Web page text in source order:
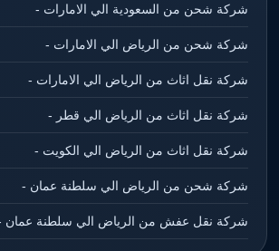
شركة شحن من السعودية الي الامارات -
شركة شحن من الرياض الي الامارات -
شركة نقل اثاث من الرياض الي الامارات -
شركة نقل اثاث من الرياض الي قطر -
شركة نقل اثاث من الرياض الي الكويت -
شركة شحن من الرياض الي سلطنة عمان -
شركة نقل عفش من الرياض الي سلطنة عمان